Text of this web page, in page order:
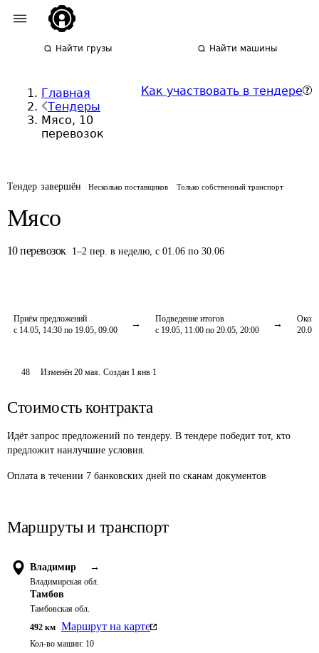
Найти грузы Найти машины
Главная
Тендеры
Мясо, 10
перевозок
Как участвовать в тендере
Тендер завершён Несколько поставщиков Только собственный транспорт
Мясо
10 перевозок 1–2 пер. в неделю, с 01.06 по 30.06
Приём предложений
с 14.05, 14:30 по 19.05, 09:00
Подведение итогов
с 19.05, 11:00 по 20.05, 20:00
48 Изменён20 мая. Создан 1 янв 1
Стоимость контракта
Идёт запрос предложений по тендеру. В тендере победит тот, кто
предложит наилучшие условия.
Оплата в течении 7 банковских дней по сканам документов
Маршруты и транспорт
Владимир →
Владимирская обл.
Тамбов
Тамбовская обл.
492 км Маршрут на карте
Кол-во машин: 10